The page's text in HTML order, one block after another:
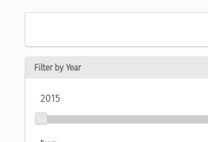
Filter by Year
2015